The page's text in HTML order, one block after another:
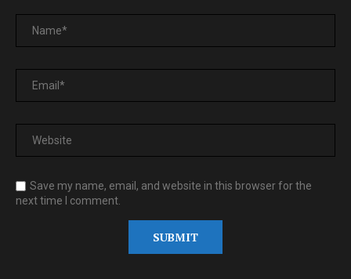
Save my name, email, and website in this browser for the
next time I comment.